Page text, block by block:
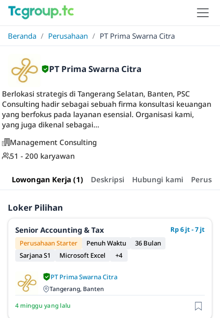
Beranda / Perusahaan / PT Prima Swarna Citra
PT Prima Swarna Citra
Berlokasi strategis di Tangerang Selatan, Banten, PSC
Consulting hadir sebagai sebuah firma konsultasi keuangan
yang berfokus pada layanan esensial. Organisasi kami,
yang juga dikenal sebagai...
Management Consulting
51 - 200 karyawan
Lowongan Kerja (1) Deskripsi Hubungi kami
Loker Pilihan
Senior Accounting & Tax
Rp 6 jt - 7 jt
Perusahaan Starter
Penuh Waktu
36 Bulan
Sarjana S1
Microsoft Excel +4
PT Prima Swarna Citra
Tangerang, Banten
4 minggu yang lalu